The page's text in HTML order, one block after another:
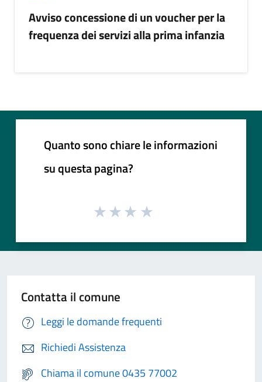
Avviso concessione di un voucher per la
frequenza dei servizi alla prima infanzia
Quanto sono chiare le informazioni
su questa pagina?
Contatta il comune
Leggi le domande frequenti
Richiedi Assistenza
Chiama il comune 0435 77002